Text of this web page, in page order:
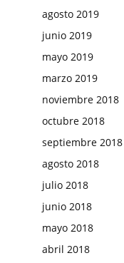
agosto 2019
junio 2019
mayo 2019
marzo 2019
noviembre 2018
octubre 2018
septiembre 2018
agosto 2018
julio 2018
junio 2018
mayo 2018
abril 2018